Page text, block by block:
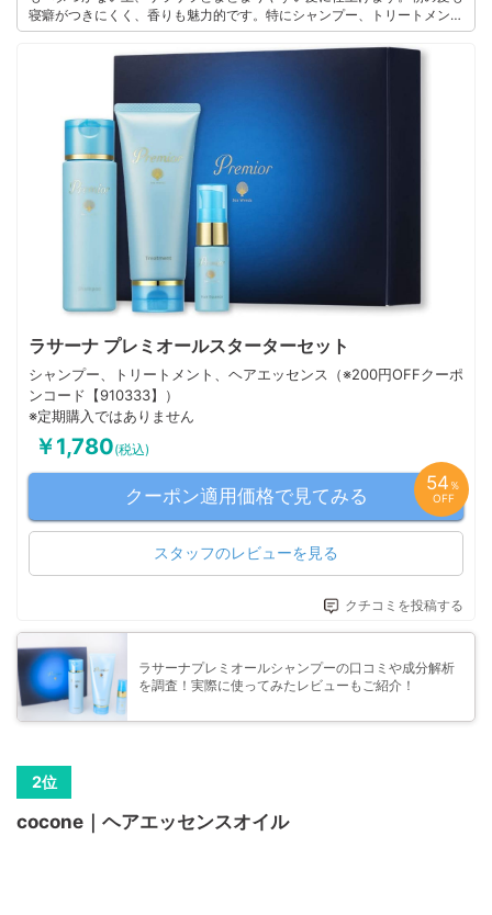
寝癖がつきにくく、香りも魅力的です。特にシャンプー、トリートメン
ト、エッセンスの3つの組み合わせがおすすめ。 広がりやうねりを抑えて
くれるので毎日のヘアスタイリングが楽しくなりました。個人差はあるか
ラサーナ プレミオールスターターセット
シャンプー、トリートメント、ヘアエッセンス（※200円OFFクーポ
ンコード【910333】）
※定期購入ではありません
￥1,780(税込)
クーポン適用価格で見てみる
54 ％
OFF
スタッフのレビューを見る
クチコミを投稿する
ラサーナプレミオールシャンプーの口コミや成分解析
を調査！実際に使ってみたレビューもご紹介！
cocone｜ヘアエッセンスオイル